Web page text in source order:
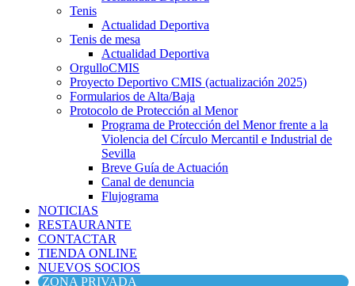
Tenis
Actualidad Deportiva
Tenis de mesa
Actualidad Deportiva
OrgulloCMIS
Proyecto Deportivo CMIS (actualización 2025)
Formularios de Alta/Baja
Protocolo de Protección al Menor
Programa de Protección del Menor frente a la
Violencia del Círculo Mercantil e Industrial de
Sevilla
Breve Guía de Actuación
Canal de denuncia
Flujograma
NOTICIAS
RESTAURANTE
CONTACTAR
TIENDA ONLINE
NUEVOS SOCIOS
ZONA PRIVADA